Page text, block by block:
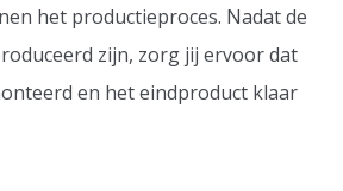
het productieproces. Nadat de
zijn, zorg jij ervoor dat
en het eindproduct klaar